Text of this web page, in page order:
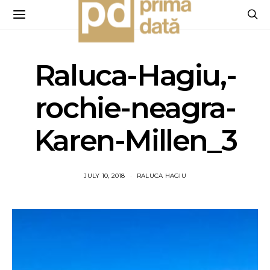
Raluca-Hagiu,-
rochie-neagra-
Karen-Millen_3
JULY 10, 2018 RALUCA HAGIU